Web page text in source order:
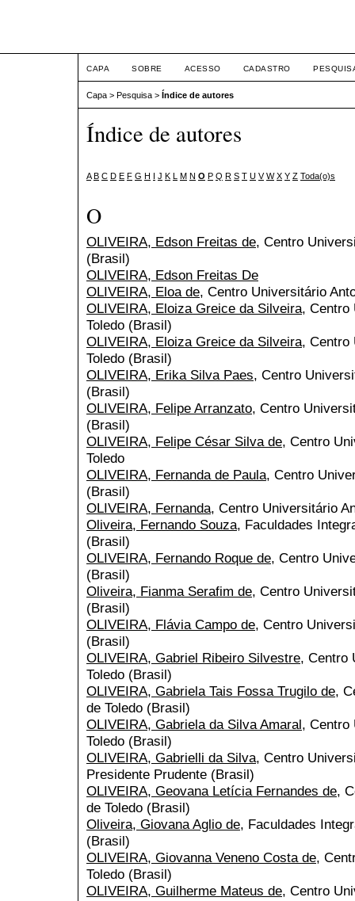
CAPA SOBRE ACESSO CADASTRO
Capa > Pesquisa > Índice de autores
Índice de autores
A B C D E F G H I J K L M N O P Q R S T U V W X Y Z Toda(o)s
O
OLIVEIRA, Edson Freitas de, Centro
(Brasil)
OLIVEIRA, Edson Freitas De
OLIVEIRA, Eloa de, Centro Universitário
OLIVEIRA, Eloiza Greice da Silveira, Centro
Toledo (Brasil)
OLIVEIRA, Eloiza Greice da Silveira, Centro
Toledo (Brasil)
OLIVEIRA, Erika Silva Paes, Centro
(Brasil)
OLIVEIRA, Felipe Arranzato, Centro
(Brasil)
OLIVEIRA, Felipe César Silva de, Centro
Toledo
OLIVEIRA, Fernanda de Paula, Centro
(Brasil)
OLIVEIRA, Fernanda, Centro Universitário
Oliveira, Fernando Souza, Faculdades
(Brasil)
OLIVEIRA, Fernando Roque de, Centro
(Brasil)
Oliveira, Fianma Serafim de, Centro
(Brasil)
OLIVEIRA, Flávia Campo de, Centro
(Brasil)
OLIVEIRA, Gabriel Ribeiro Silvestre, Centro
Toledo (Brasil)
OLIVEIRA, Gabriela Tais Fossa Trugilo de,
de Toledo (Brasil)
OLIVEIRA, Gabriela da Silva Amaral, Centro
Toledo (Brasil)
OLIVEIRA, Gabrielli da Silva, Centro
Presidente Prudente (Brasil)
OLIVEIRA, Geovana Letícia Fernandes de,
de Toledo (Brasil)
Oliveira, Giovana Aglio de, Faculdades
(Brasil)
OLIVEIRA, Giovanna Veneno Costa de,
Toledo (Brasil)
OLIVEIRA, Guilherme Mateus de, Centro